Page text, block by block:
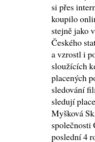
si přes
koupilo
stejně jako
Českého
a vzrostl i
sloužících
placených
sledování
sledují
Myšková
společnosti
poslední 4